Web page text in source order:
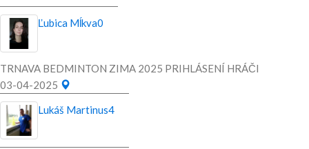
Ľubica Mĺkva0
TRNAVA BEDMINTON ZIMA 2025 PRIHLÁSENÍ HRÁČI
03-04-2025
Lukáš Martinus4